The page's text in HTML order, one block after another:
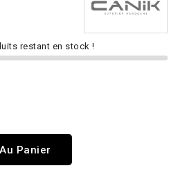
restant en stock !
Panier